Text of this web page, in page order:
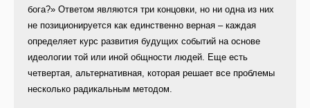
бога?» Ответом являются три концовки, но ни одна из них
не позиционируется как единственно верная – каждая
определяет курс развития будущих событий на основе
идеологии той или иной общности людей. Еще есть
четвертая, альтернативная, которая решает все проблемы
несколько радикальным методом.